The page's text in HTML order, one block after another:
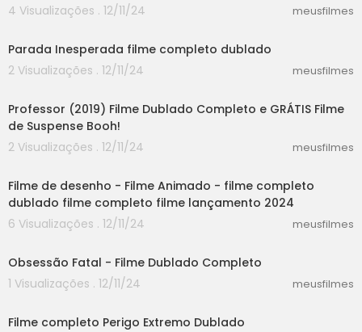
4 Visualizações . 12/11/24
meusfilmes
Parada Inesperada filme completo dublado
2 Visualizações . 12/11/24
meusfilmes
Professor (2019) Filme Dublado Completo e GRÁTIS Filme
de Suspense Booh!
2 Visualizações . 12/11/24
meusfilmes
Filme de desenho - Filme Animado - filme completo
dublado filme completo filme lançamento 2024
6 Visualizações . 12/11/24
meusfilmes
Obsessão Fatal - Filme Dublado Completo
1 Visualizações . 12/11/24
meusfilmes
Filme completo Perigo Extremo Dublado